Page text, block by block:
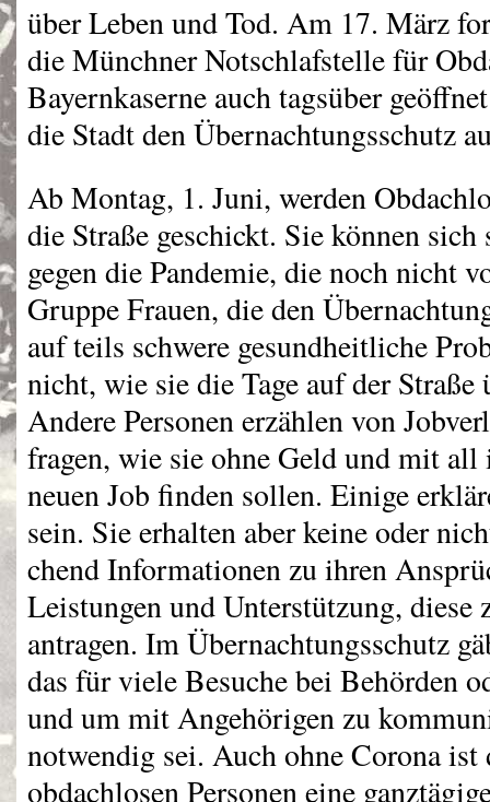
über Leben und Tod. Am 17. März
die Münchner Notschlafstelle für
Bayernkaserne auch tagsüber
die Stadt den Übernachtungsschutz
Ab Montag, 1. Juni, werden
die Straße geschickt. Sie können
gegen die Pandemie, die noch nicht
Gruppe Frauen, die den
auf teils schwere gesundheitliche
nicht, wie sie die Tage auf der Straße
Andere Personen erzählen von
fragen, wie sie ohne Geld und mit all
neuen Job finden sollen. Einige
sein. Sie erhalten aber keine oder
chend Informationen zu ihren
Leistungen und Unterstützung, diese
antragen. Im Übernachtungsschutz
das für viele Besuche bei Behörden
und um mit Angehörigen zu
notwendig sei. Auch ohne Corona
obdachlosen Personen eine